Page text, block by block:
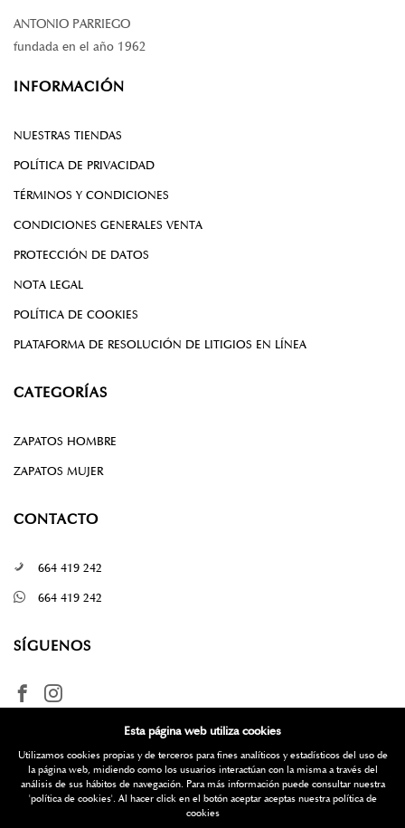
ANTONIO PARRIEGO
fundada en el año 1962
INFORMACIÓN
NUESTRAS TIENDAS
POLÍTICA DE PRIVACIDAD
TÉRMINOS Y CONDICIONES
CONDICIONES GENERALES VENTA
PROTECCIÓN DE DATOS
NOTA LEGAL
POLÍTICA DE COOKIES
PLATAFORMA DE RESOLUCIÓN DE LITIGIOS EN LÍNEA
CATEGORÍAS
ZAPATOS HOMBRE
ZAPATOS MUJER
CONTACTO
664 419 242
664 419 242
SÍGUENOS
¿Quieres más información? Escríbenos
Esta página web utiliza cookies
Utilizamos cookies propias y de terceros para fines analíticos y estadísticos del uso de
la página web, midiendo como los usuarios interactúan con la misma a través del
análisis de sus hábitos de navegación. Para más información puede consultar nuestra
'política de cookies'. Al hacer click en el botón aceptar aceptas nuestra política de
cookies